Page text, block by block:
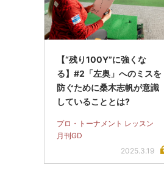
【“残り100Y”に強くな
る】#2「左奥」へのミスを
防ぐために桑木志帆が意識
していることとは?
プロ・トーナメント レッスン
月刊GD
2025.3.19